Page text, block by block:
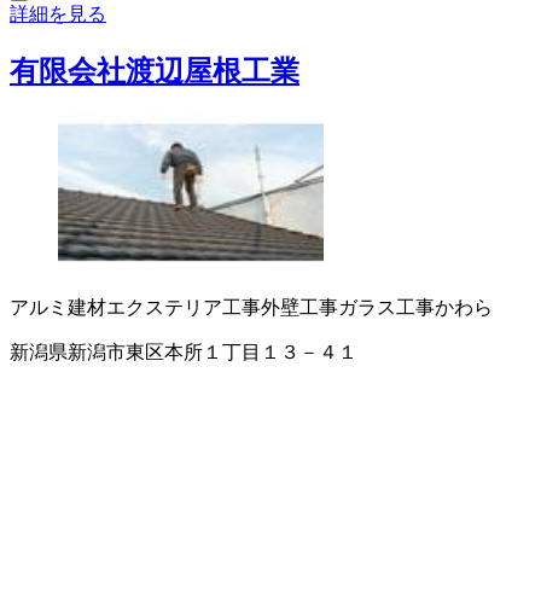
詳細を見る
有限会社渡辺屋根工業
アルミ建材エクステリア工事外壁工事ガラス工事かわら
新潟県新潟市東区本所１丁目１３－４１